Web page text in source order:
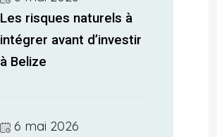
Les risques naturels à
intégrer avant d’investir
à Belize
6 mai 2026